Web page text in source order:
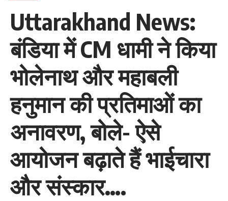
Uttarakhand News:
बंडिया में CM धामी ने किया
भोलेनाथ और महाबली
हनुमान की प्रतिमाओं का
अनावरण, बोले- ऐसे
आयोजन बढ़ाते हैं भाईचारा
और संस्कार….